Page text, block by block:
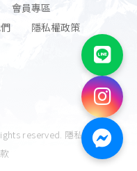
會員專區
隱私權政策
reserved. 隱私權政策｜